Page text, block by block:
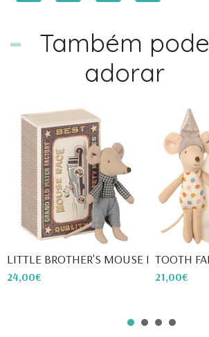
Também pode
adorar
LITTLE BROTHER'S MOUSE IN M...
24,00€
TOOTH
21,00€